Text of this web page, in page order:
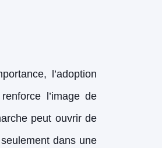
l’adoption
l’image de
peut ouvrir de
dans une